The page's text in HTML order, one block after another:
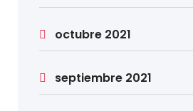
octubre 2021
septiembre 2021